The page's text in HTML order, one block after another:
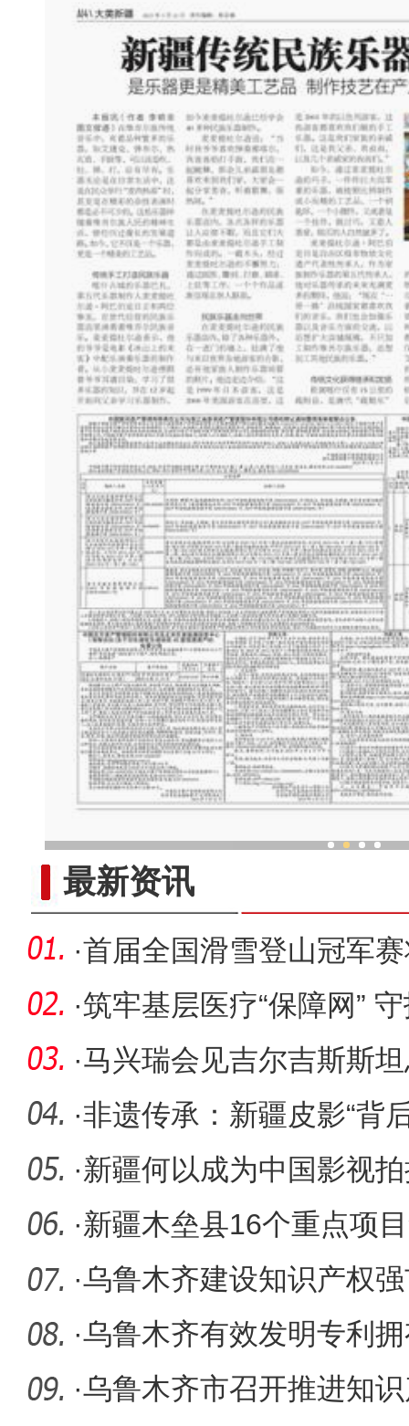
最新资讯
·首届全国滑雪登山冠军
托海国际
·筑牢基层医疗“保障网”
——新
·马兴瑞会见吉尔吉斯斯
·非遗传承：新疆皮影“背
·新疆何以成为中国影视
·新疆木垒县16个重点项
47亿元
·乌鲁木齐建设知识产权强
·乌鲁木齐有效发明专利
达全疆的
·乌鲁木齐市召开推进知